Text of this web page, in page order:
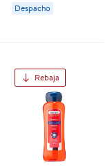
Despacho
Rebaja